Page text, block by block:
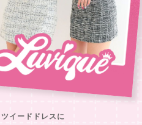
イードドレスに